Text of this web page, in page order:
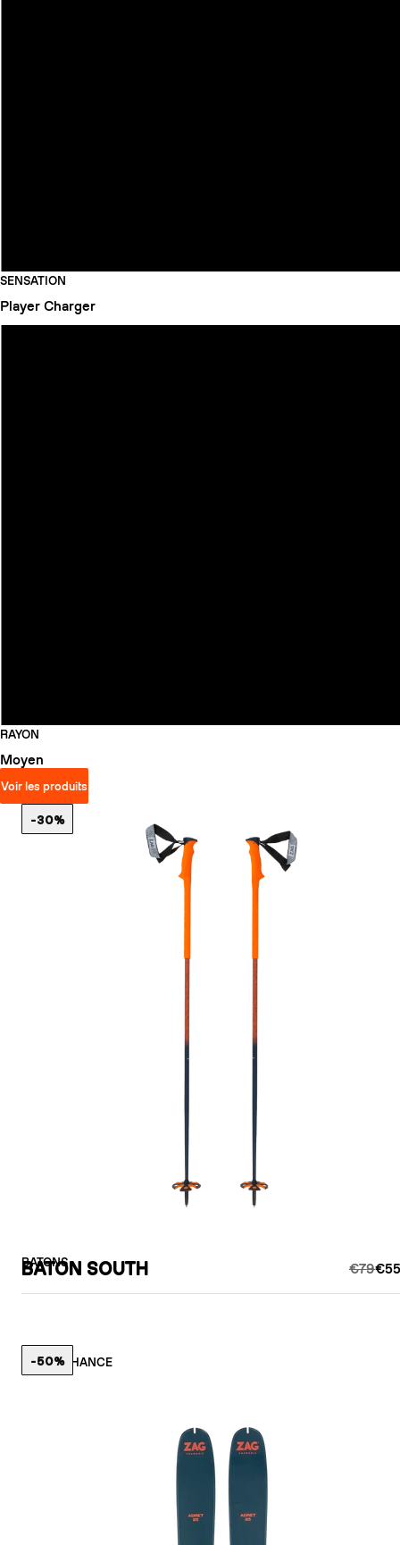
SENSATION
Player Charger
RAYON
Moyen
Voir les produits
BATONS
BATON SOUTH €79
-30%
LAST CHANCE
-50%